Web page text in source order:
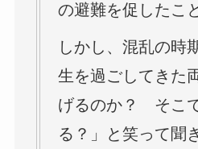
の避難を促したこ
しかし、混乱の時
生を過ごしてきた
げるのか？ そこ
る？」と笑って聞